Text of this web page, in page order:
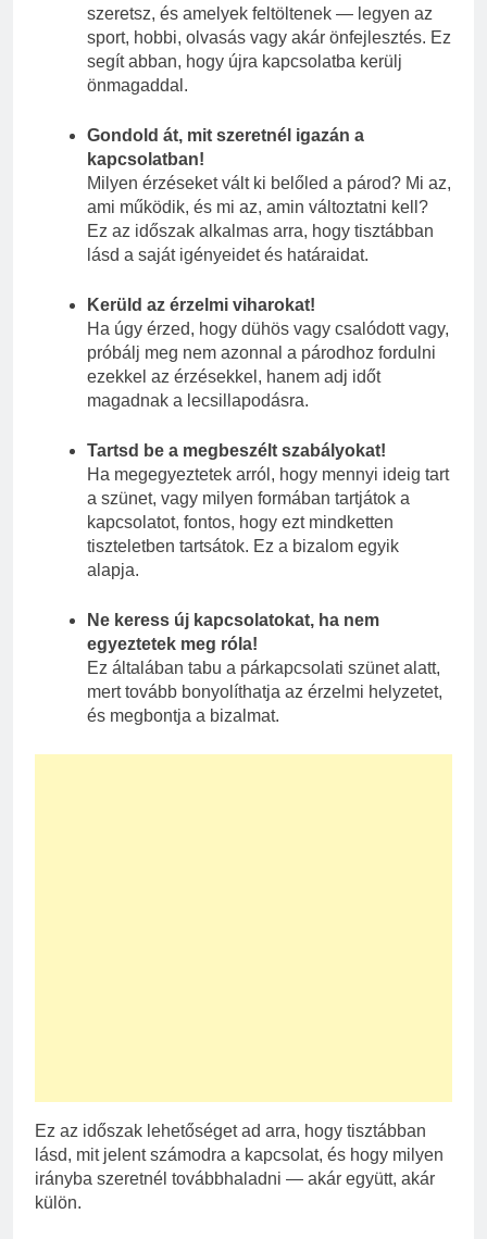
szeretsz, és amelyek feltöltenek — legyen az
sport, hobbi, olvasás vagy akár önfejlesztés. Ez
segít abban, hogy újra kapcsolatba kerülj
önmagaddal.
Gondold át, mit szeretnél igazán a
kapcsolatban!
Milyen érzéseket vált ki belőled a párod? Mi az,
ami működik, és mi az, amin változtatni kell?
Ez az időszak alkalmas arra, hogy tisztábban
lásd a saját igényeidet és határaidat.
Kerüld az érzelmi viharokat!
Ha úgy érzed, hogy dühös vagy csalódott vagy,
próbálj meg nem azonnal a párodhoz fordulni
ezekkel az érzésekkel, hanem adj időt
magadnak a lecsillapodásra.
Tartsd be a megbeszélt szabályokat!
Ha megegyeztetek arról, hogy mennyi ideig tart
a szünet, vagy milyen formában tartjátok a
kapcsolatot, fontos, hogy ezt mindketten
tiszteletben tartsátok. Ez a bizalom egyik
alapja.
Ne keress új kapcsolatokat, ha nem
egyeztetek meg róla!
Ez általában tabu a párkapcsolati szünet alatt,
mert tovább bonyolíthatja az érzelmi helyzetet,
és megbontja a bizalmat.
Ez az időszak lehetőséget ad arra, hogy tisztábban
lásd, mit jelent számodra a kapcsolat, és hogy milyen
irányba szeretnél továbbhaladni — akár együtt, akár
külön.